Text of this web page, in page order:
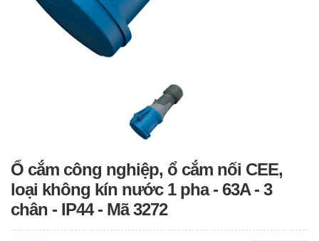
Ổ cắm công nghiệp, ổ cắm nối CEE,
loại không kín nước 1 pha - 63A - 3
chân - IP44 - Mã 3272